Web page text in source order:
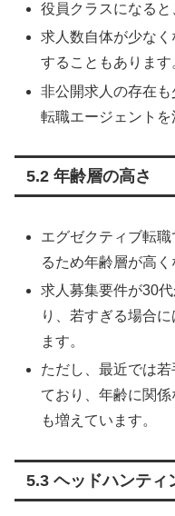
役員クラスになると
求人数自体が少な
することもあります
非公開求人の存在
転職エージェントを
5.2 年齢層の高さ
エグゼクティブ転
るため年齢層が高く
求人募集要件が30
り、若すぎる場合
ます。
ただし、最近では
ており、年齢に関
も増えています。
5.3 ヘッドハンティ